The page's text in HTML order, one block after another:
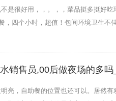
了，下次也许会
很好用，，。，，菜品挺多挺好吃
，四个小时，超值！包间环境卫生不
销售员,00后做夜场的多吗_
，自助餐的位置也还可以。居然有